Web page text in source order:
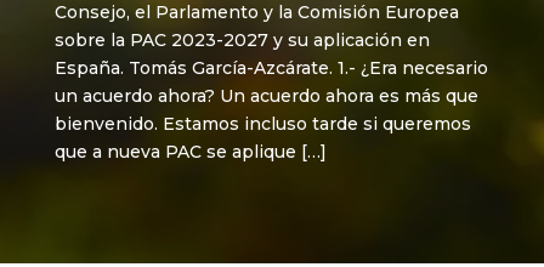
Consejo, el Parlamento y la Comisión Europea
sobre la PAC 2023-2027 y su aplicación en
España. Tomás García-Azcárate. 1.- ¿Era necesario
un acuerdo ahora? Un acuerdo ahora es más que
bienvenido. Estamos incluso tarde si queremos
que a nueva PAC se aplique […]